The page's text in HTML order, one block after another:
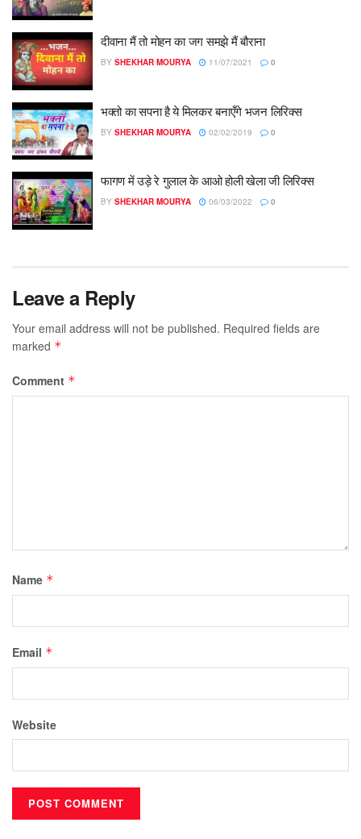
दीवाना मैं तो मोहन का जग समझे मैं बौराना
BY SHEKHAR MOURYA 11/07/2021 0
भक्तो का सपना है ये मिलकर बनाएँगे भजन लिरिक्स
BY SHEKHAR MOURYA 02/02/2019 0
फागण में उड़े रे गुलाल के आओ होली खेला जी लिरिक्स
BY SHEKHAR MOURYA 06/03/2022 0
Leave a Reply
Your email address will not be published. Required fields are
marked *
Comment *
Name *
Email *
Website